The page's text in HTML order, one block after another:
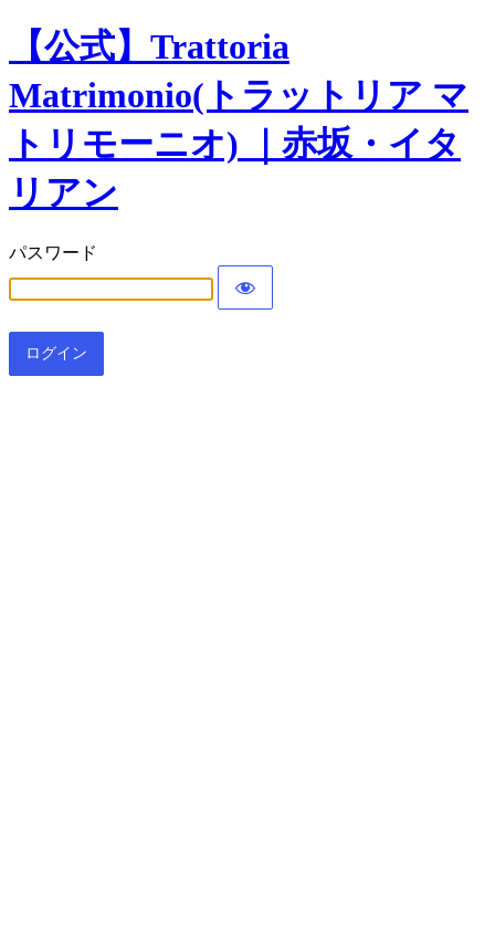
【公式】Trattoria
Matrimonio(トラットリア マ
トリモーニオ) ｜赤坂・イタ
リアン
パスワード